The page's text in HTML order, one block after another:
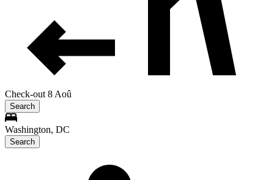
Check-out 8 Aoû
Search
Washington, DC
Search